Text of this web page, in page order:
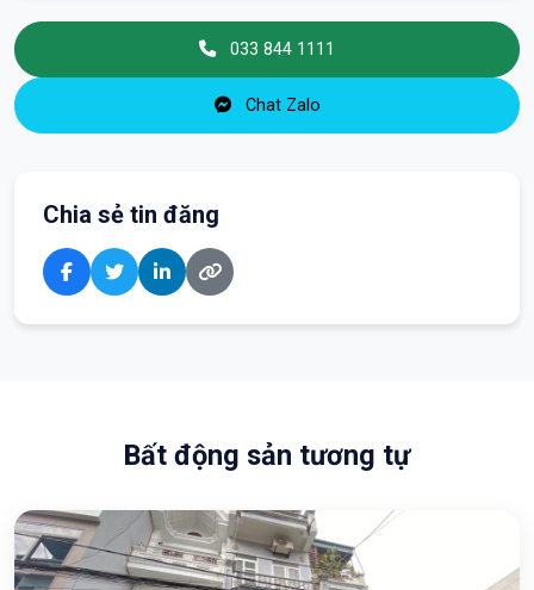
033 844 1111
Chat Zalo
Chia sẻ tin đăng
Bất động sản tương tự